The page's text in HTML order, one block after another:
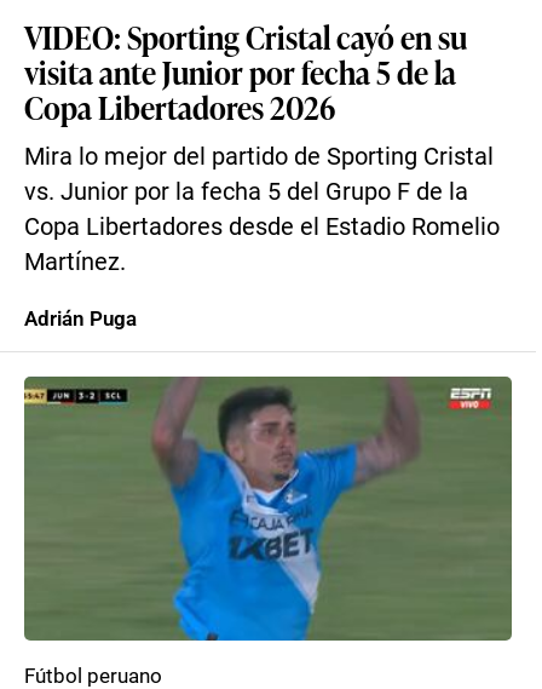
VIDEO: Sporting Cristal cayó en su
visita ante Junior por fecha 5 de la
Copa Libertadores 2026
Mira lo mejor del partido de Sporting Cristal
vs. Junior por la fecha 5 del Grupo F de la
Copa Libertadores desde el Estadio Romelio
Martínez.
Adrián Puga
Fútbol peruano